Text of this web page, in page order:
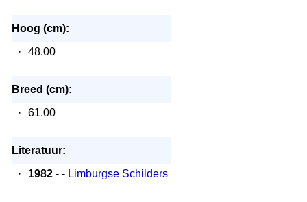
Hoog (cm):
·
48.00
Breed (cm):
·
61.00
Literatuur:
·
1982- - Limburgse Schilders